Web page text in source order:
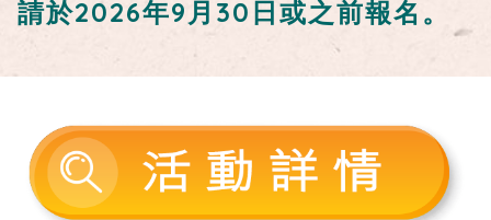
請於2026年9月30日或之前報名。